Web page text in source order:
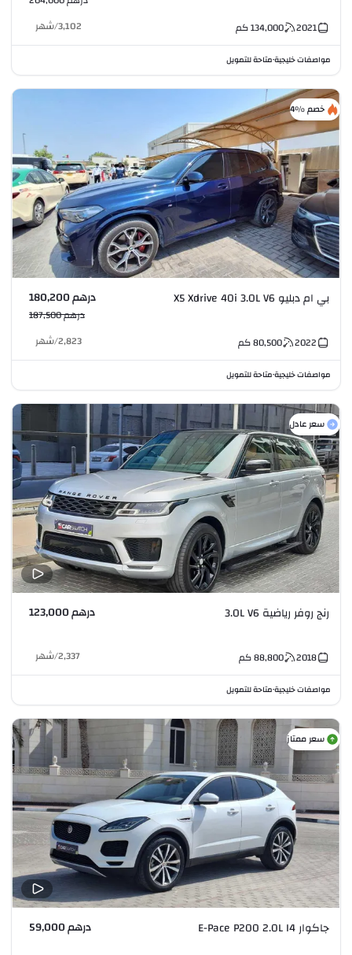
2021
134,000كم 3,102
/شهر
مواصفات خليجية•متاحة للتمويل
خصم %4
بي ام دبليو X5 Xdrive 40i 3.0L V6 درهم 180,200
درهم 187,500
2022
80,500كم 2,823
/شهر
مواصفات خليجية•متاحة للتمويل
سعر عادل
رنج روفر رياضية 3.0L V6 درهم 123,000
2018
88,800كم 2,337
/شهر
مواصفات خليجية•متاحة للتمويل
سعر ممتاز
جاكوار E-Pace P200 2.0L I4 درهم 59,000